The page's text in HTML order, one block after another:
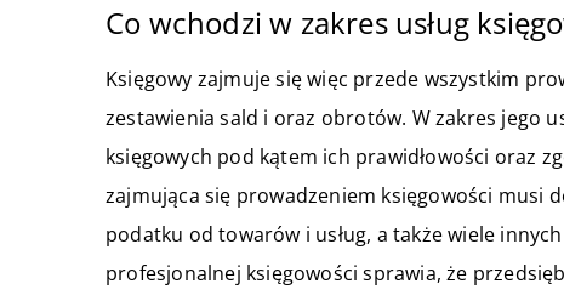
Co wchodzi w zakres usług
Księgowy zajmuje się więc przede wszystkim
zestawienia sald i oraz obrotów. W zakres jego
księgowych pod kątem ich prawidłowości oraz
zajmująca się prowadzeniem księgowości musi
podatku od towarów i usług, a także wiele
profesjonalnej księgowości sprawia, że